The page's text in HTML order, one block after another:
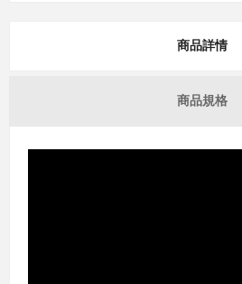
商品詳情
商品規格